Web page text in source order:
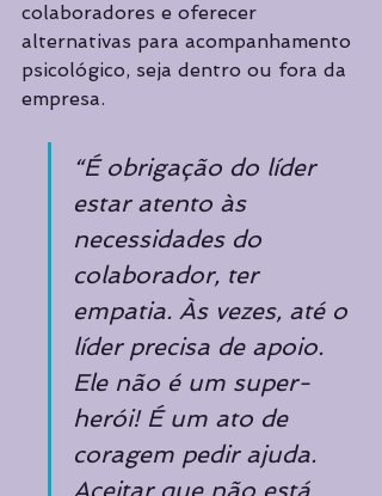
colaboradores e oferecer
alternativas para acompanhamento
psicológico, seja dentro ou fora da
empresa.
“É obrigação do líder
estar atento às
necessidades do
colaborador, ter
empatia. Às vezes, até o
líder precisa de apoio.
Ele não é um super-
herói! É um ato de
coragem pedir ajuda.
Aceitar que não está